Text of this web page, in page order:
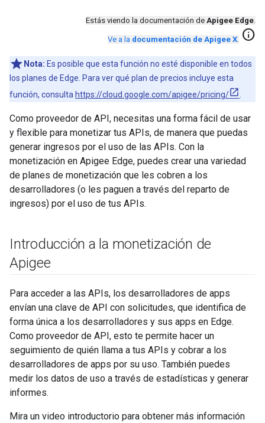
Estás viendo la documentación de Apigee Edge.
Ve a la documentación de Apigee X. info
Nota: Es posible que esta función no esté disponible en todos
los planes de Edge. Para ver qué plan de precios incluye esta
función, consulta https://cloud.google.com/apigee/pricing/
Como proveedor de API, necesitas una forma fácil de usar
y flexible para monetizar tus APIs, de manera que puedas
generar ingresos por el uso de las APIs. Con la
monetización en Apigee Edge, puedes crear una variedad
de planes de monetización que les cobren a los
desarrolladores (o les paguen a través del reparto de
ingresos) por el uso de tus APIs.
Introducción a la monetización de
Apigee
Para acceder a las APIs, los desarrolladores de apps
envían una clave de API con solicitudes, que identifica de
forma única a los desarrolladores y sus apps en Edge.
Como proveedor de API, esto te permite hacer un
seguimiento de quién llama a tus APIs y cobrar a los
desarrolladores de apps por su uso. También puedes
medir los datos de uso a través de estadísticas y generar
informes.
Mira un video introductorio para obtener más información